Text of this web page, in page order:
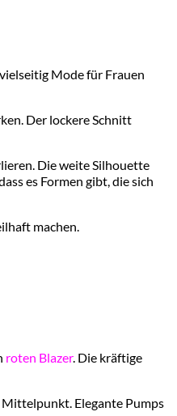
Mode für Frauen
Der lockere Schnitt
Die weite Silhouette
es Formen gibt, die sich
machen.
roten Blazer. Die kräftige
Mittelpunkt. Elegante Pumps